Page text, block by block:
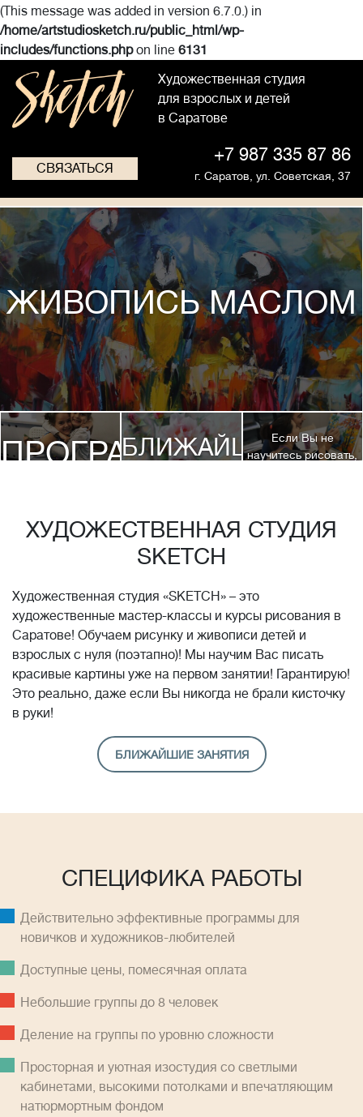
(This message was added in version 6.7.0.) in
/home/artstudiosketch.ru/public_html/wp-
includes/functions.phpon line 6131
Художественная студия
для взрослых и детей
в Саратове
СВЯЗАТЬСЯ
+7 987 335 87 86
г. Саратов, ул. Советская, 37
ЖИВОПИСЬ МАСЛОМ
ПРОГРАММЫ
БЛИЖАЙШИЕЕсли Вы не
научитесь рисовать,
стоимость обучения!*
ХУДОЖЕСТВЕННАЯ СТУДИЯ
SKETCH
Художественная студия «SKETCH» – это
художественные мастер-классы и курсы рисования в
Саратове! Обучаем рисунку и живописи детей и
взрослых с нуля (поэтапно)! Мы научим Вас писать
красивые картины уже на первом занятии! Гарантирую!
Это реально, даже если Вы никогда не брали кисточку
в руки!
БЛИЖАЙШИЕ ЗАНЯТИЯ
СПЕЦИФИКА РАБОТЫ
Действительно эффективные программы для
новичков и художников-любителей
Доступные цены, помесячная оплатa
Небольшие группы до 8 человек
Деление на группы по уровню сложности
Просторная и уютная изостудия со светлыми
кабинетами, высокими потолками и впечатляющим
натюрмортным фондом